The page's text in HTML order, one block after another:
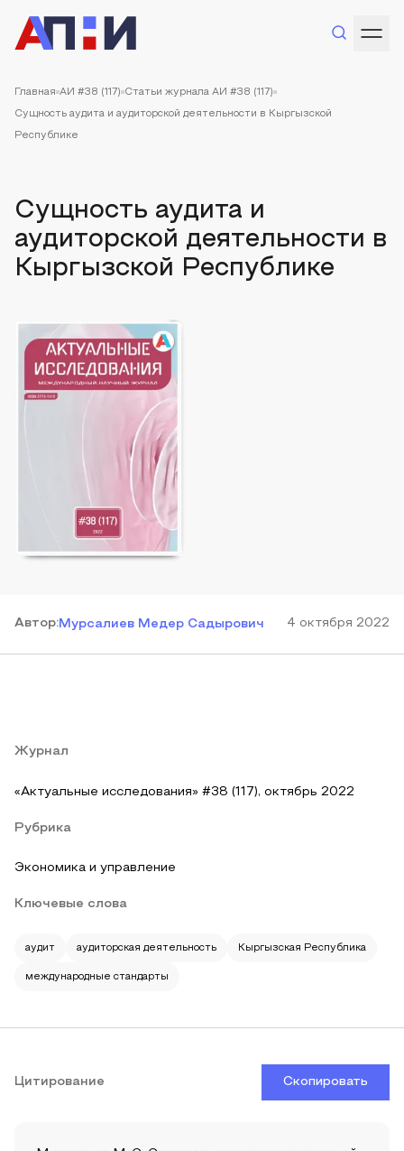
Главная АИ #38 (117) Статьи журнала АИ #38 (117)
Сущность аудита и аудиторской деятельности в Кыргызской
Республике
Сущность аудита и
аудиторской деятельности в
Кыргызской Республике
Автор:Мурсалиев Медер Садырович 4 октября 2022
Журнал
«Актуальные исследования» #38 (117), октябрь 2022
Рубрика
Экономика и управление
Ключевые слова
аудит аудиторская деятельность Кыргызская Республика
международные стандарты
Цитирование Скопировать